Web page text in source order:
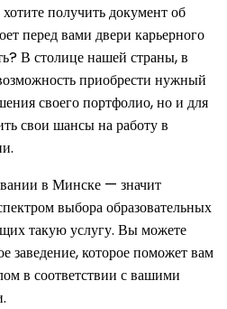
получить документ об
перед вами двери карьерного
В столице нашей страны, в
приобрести нужный
своего портфолио, но и для
свои шансы на работу в
в Минске — значит
выбора образовательных
такую услугу. Вы можете
заведение, которое поможет вам
в соответствии с вашими